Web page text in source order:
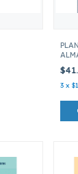
3 x